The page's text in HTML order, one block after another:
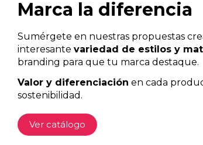
Marca la diferencia
Sumérgete en nuestras propuestas
interesante variedad de estilos y
branding para que tu marca destaque.
Valor y diferenciación en cada
sostenibilidad.
Ver catálogo